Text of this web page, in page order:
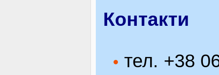
Контакти
• тел. +38